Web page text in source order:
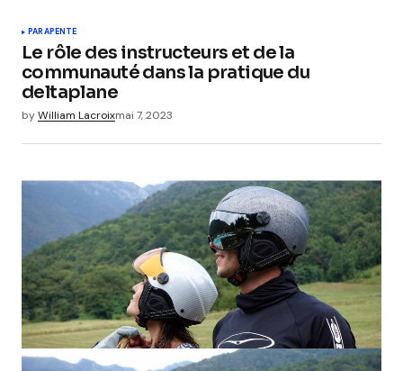
PARAPENTE
Le rôle des instructeurs et de la
communauté dans la pratique du
deltaplane
byWilliam Lacroixmai 7, 2023